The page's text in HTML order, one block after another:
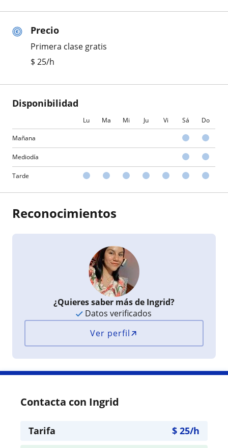
Precio
Primera clase gratis
$ 25/h
Disponibilidad
Lu Ma Mi Ju Vi Sá Do
Mañana
Mediodía
Tarde
Reconocimientos
¿Quieres saber más de Ingrid?
Datos verificados
Ver perfil
Contacta con Ingrid
Tarifa $ 25/h